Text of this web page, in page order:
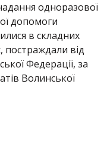
одноразової
допомоги
в складних
постраждали від
Федерації, за
Волинської